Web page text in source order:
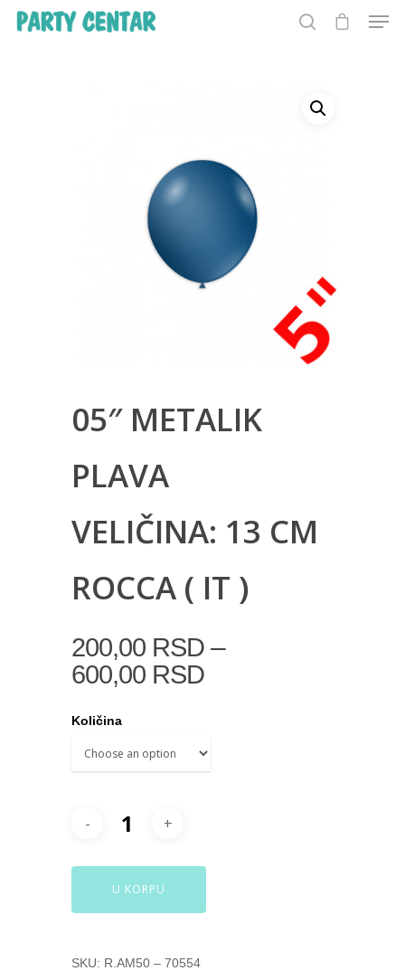
05″ METALIK
PLAVA
VELIČINA: 13 CM
ROCCA ( IT )
200,00 RSD –
600,00 RSD
Količina
U KORPU
SKU: R.AM50 – 70554